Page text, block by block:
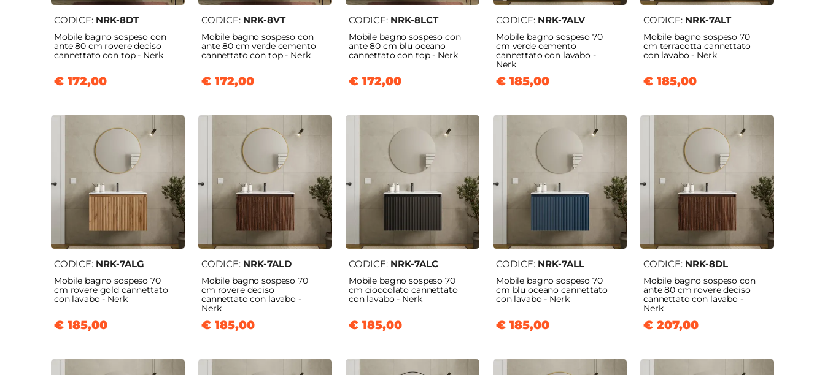
CODICE: NRK-8DT
Mobile bagno sospeso con
ante 80 cm rovere deciso
cannettato con top - Nerk
€ 172,00
CODICE: NRK-8VT
Mobile bagno sospeso con
ante 80 cm verde cemento
cannettato con top - Nerk
€ 172,00
CODICE: NRK-8LCT
Mobile bagno sospeso con
ante 80 cm blu oceano
cannettato con top - Nerk
€ 172,00
CODICE: NRK-7ALV
Mobile bagno sospeso 70
cm verde cemento
cannettato con lavabo -
Nerk
€ 185,00
CODICE: NRK-7ALT
Mobile bagno sospeso 70
cm terracotta cannettato
con lavabo - Nerk
€ 185,00
CODICE: NRK-7ALG
Mobile bagno sospeso 70
cm rovere gold cannettato
con lavabo - Nerk
€ 185,00
CODICE: NRK-7ALD
Mobile bagno sospeso 70
cm rovere deciso
cannettato con lavabo -
Nerk
€ 185,00
CODICE: NRK-7ALC
Mobile bagno sospeso 70
cm cioccolato cannettato
con lavabo - Nerk
€ 185,00
CODICE: NRK-7ALL
Mobile bagno sospeso 70
cm blu oceano cannettato
con lavabo - Nerk
€ 185,00
CODICE: NRK-8DL
Mobile bagno sospeso con
ante 80 cm rovere deciso
cannettato con lavabo -
Nerk
€ 207,00